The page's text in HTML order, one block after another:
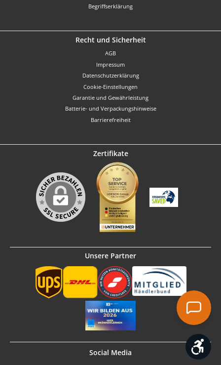
Begriffserklärung
Recht und Sicherheit
AGB
Impressum
Datenschutzerklärung
Cookie-Einstellungen
Garantie und Gewährleistung
Batterie- und Verpackungshinweise
Barrierefreiheit
Zertifikate
Unsere Partner
Social Media